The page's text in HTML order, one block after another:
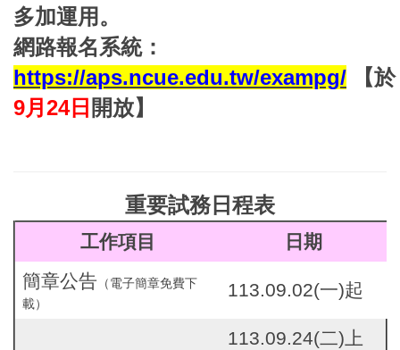
多加運用。
網路報名系統：
https://aps.ncue.edu.tw/exampg/
【於
9月24日 開放】
重要試務日程表
工作項目
日期
簡章公告 （電子簡章免費下
載）
113.09.02(一)起
113.09.24(二)上